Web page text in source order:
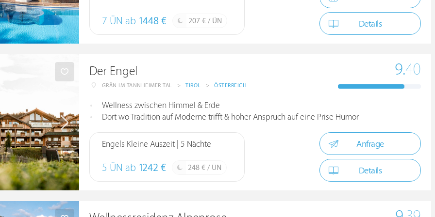
7 ÜN ab 1448 € 207 € / ÜN Details
Der Engel
GRÄN IM TANNHEIMER TAL > TIROL > ÖSTERREICH
9.40
Wellness zwischen Himmel & Erde
Dort wo Tradition auf Moderne trifft & hoher Anspruch auf eine Prise Humor
Engels Kleine Auszeit | 5 Nächte
5 ÜN ab 1242 € 248 € / ÜN
Anfrage
Details